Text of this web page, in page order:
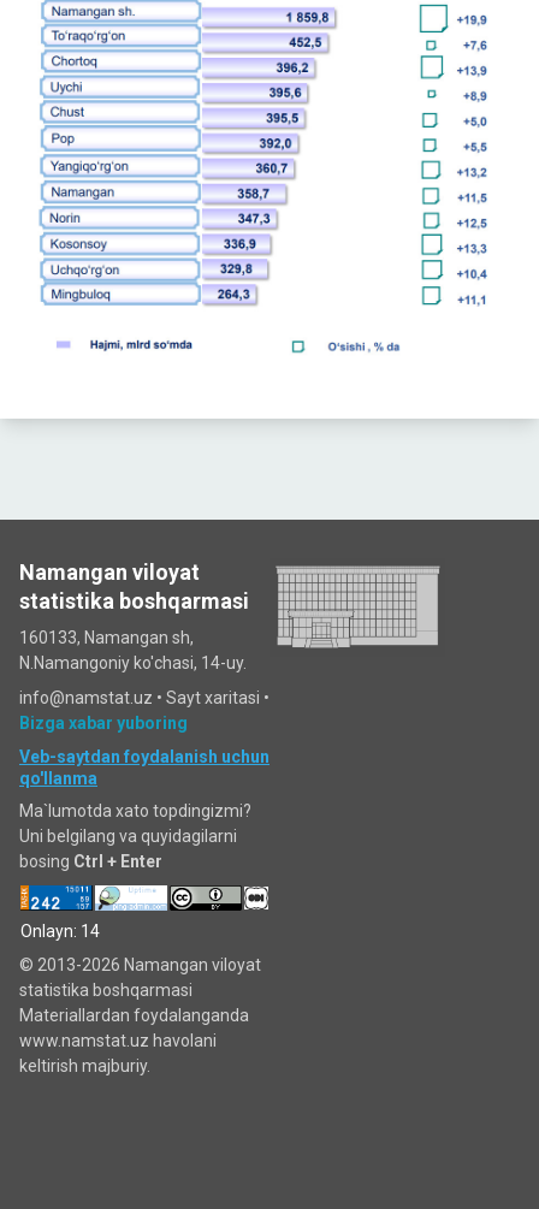
Namangan viloyat
statistika boshqarmasi
160133, Namangan sh,
N.Namangoniy ko'chasi, 14-uy.
info@namstat.uz • Sayt xaritasi •
Bizga xabar yuboring
Veb-saytdan foydalanish uchun
qo'llanma
Ma`lumotda xato topdingizmi?
Uni belgilang va quyidagilarni
bosing Ctrl + Enter
Onlayn: 14
© 2013-2026 Namangan viloyat
statistika boshqarmasi
Materiallardan foydalanganda
www.namstat.uz havolani
keltirish majburiy.